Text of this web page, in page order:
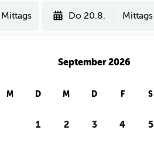
Mittags Do 20.8. Mittags
September 2026
M D M D F S
1 2 3 4 5